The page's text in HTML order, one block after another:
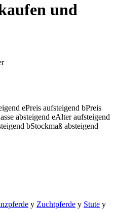
und
ePreis aufsteigend bPreis
absteigend eAlter aufsteigend
bStockmaß absteigend
y Zuchtpferde y Stute y